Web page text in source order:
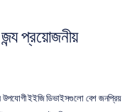
প্রয়োজনীয়
উপযোগী ইইজি ডিভাইসগুলো বেশ জনপ্রিয়